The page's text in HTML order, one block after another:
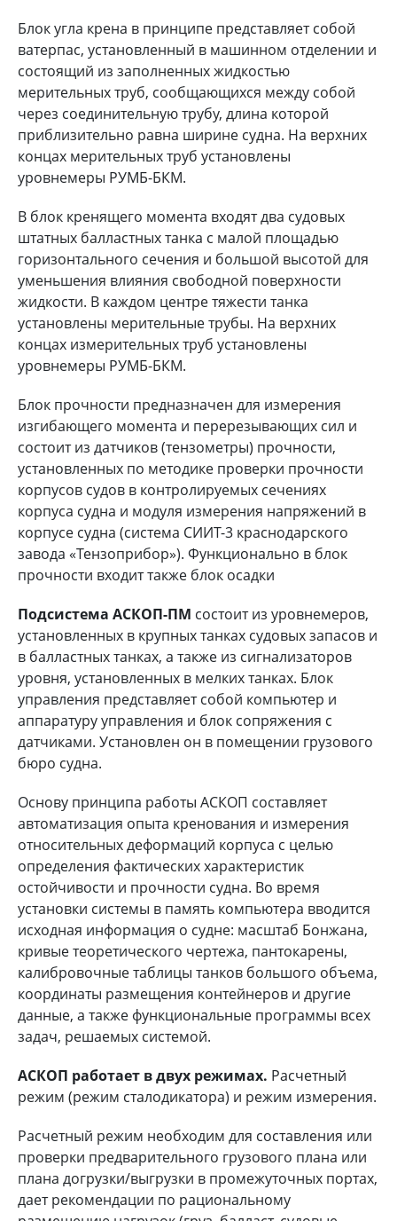
Блок угла крена в принципе представляет собой
ватерпас, установленный в машинном отделении и
состоящий из заполненных жидкостью
мерительных труб, сообщающихся между собой
через соединительную трубу, длина которой
приблизительно равна ширине судна. На верхних
концах мерительных труб установлены
уровнемеры РУМБ-БКМ.
В блок кренящего момента входят два судовых
штатных балластных танка с малой площадью
горизонтального сечения и большой высотой для
уменьшения влияния свободной поверхности
жидкости. В каждом центре тяжести танка
установлены мерительные трубы. На верхних
концах измерительных труб установлены
уровнемеры РУМБ-БКМ.
Блок прочности предназначен для измерения
изгибающего момента и перерезывающих сил и
состоит из датчиков (тензометры) прочности,
установленных по методике проверки прочности
корпусов судов в контролируемых сечениях
корпуса судна и модуля измерения напряжений в
корпусе судна (система СИИТ-3 краснодарского
завода «Тензоприбор»). Функционально в блок
прочности входит также блок осадки
Подсистема АСКОП-ПМ состоит из уровнемеров,
установленных в крупных танках судовых запасов и
в балластных танках, а также из сигнализаторов
уровня, установленных в мелких танках. Блок
управления представляет собой компьютер и
аппаратуру управления и блок сопряжения с
датчиками. Установлен он в помещении грузового
бюро судна.
Основу принципа работы АСКОП составляет
автоматизация опыта кренования и измерения
относительных деформаций корпуса с целью
определения фактических характеристик
остойчивости и прочности судна. Во время
установки системы в память компьютера вводится
исходная информация о судне: масштаб Бонжана,
кривые теоретического чертежа, пантокарены,
калибровочные таблицы танков большого объема,
координаты размещения контейнеров и другие
данные, а также функциональные программы всех
задач, решаемых системой.
АСКОП работает в двух режимах. Расчетный
режим (режим сталодикатора) и режим измерения.
Расчетный режим необходим для составления или
проверки предварительного грузового плана или
плана догрузки/выгрузки в промежуточных портах,
дает рекомендации по рациональному